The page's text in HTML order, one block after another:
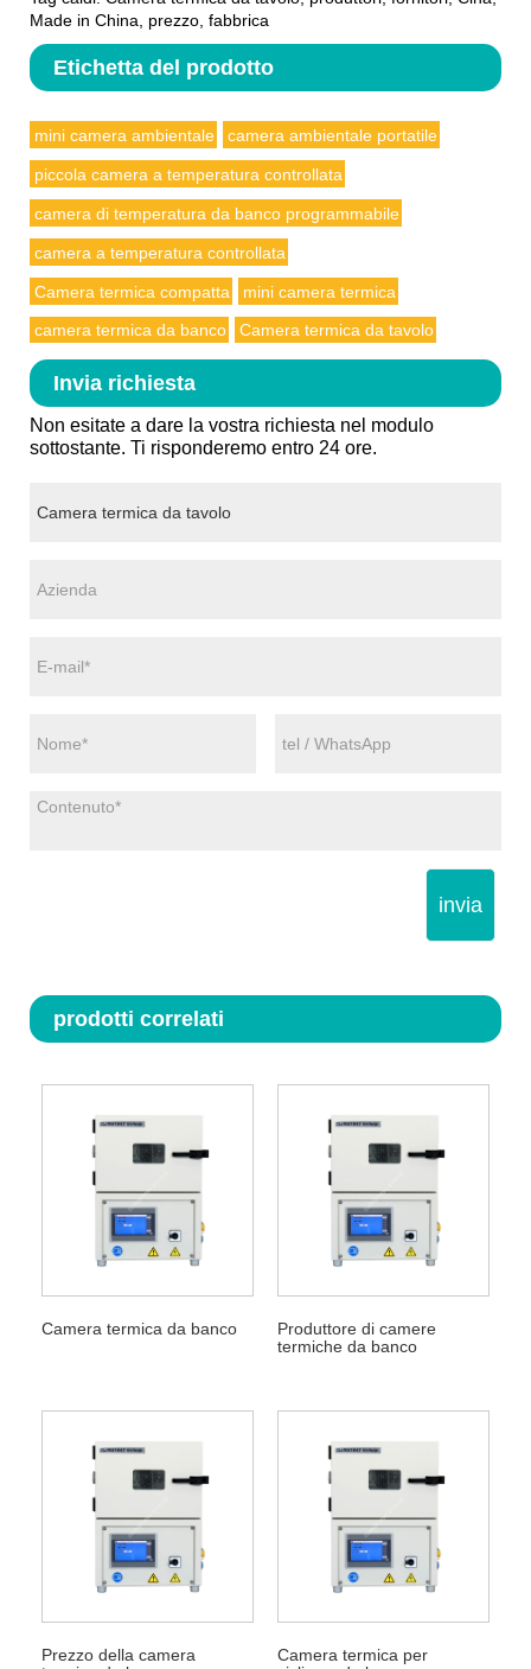
Made in China, prezzo, fabbrica
Etichetta del prodotto
mini camera ambientale camera ambientale portatile
piccola camera a temperatura controllata
camera di temperatura da banco programmabile
camera a temperatura controllata
Camera termica compatta mini camera termica
camera termica da banco Camera termica da tavolo
Invia richiesta
Non esitate a dare la vostra richiesta nel modulo
sottostante. Ti risponderemo entro 24 ore.
invia
prodotti correlati
Camera termica da banco
Produttore di camere
termiche da banco
Prezzo della camera
Camera termica per